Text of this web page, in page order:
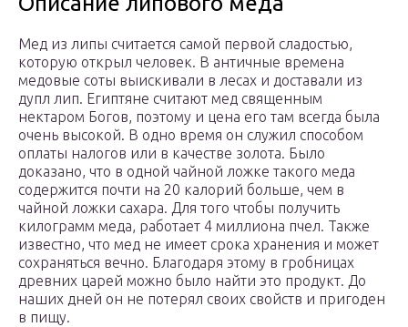
Мед из липы считается самой первой сладостью,
которую открыл человек. В античные времена
медовые соты выискивали в лесах и доставали из
дупл лип. Египтяне считают мед священным
нектаром Богов, поэтому и цена его там всегда была
очень высокой. В одно время он служил способом
оплаты налогов или в качестве золота. Было
доказано, что в одной чайной ложке такого меда
содержится почти на 20 калорий больше, чем в
чайной ложки сахара. Для того чтобы получить
килограмм меда, работает 4 миллиона пчел. Также
известно, что мед не имеет срока хранения и может
сохраняться вечно. Благодаря этому в гробницах
древних царей можно было найти это продукт. До
наших дней он не потерял своих свойств и пригоден
в пищу.